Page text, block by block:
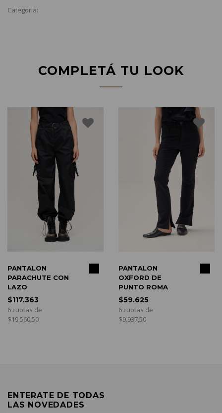
Categoria:
COMPLETÁ TU LOOK
CON
de
PANTALON
OXFORD DE
PUNTO ROMA
$59.625
6 cuotas de
$9.937,50
ENTERATE DE TODAS
LAS NOVEDADES